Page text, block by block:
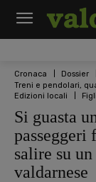
Cronaca
Dossier
Treni e pendolari,
Edizioni locali
Si guasta
passeggeri
salire su
valdarnese